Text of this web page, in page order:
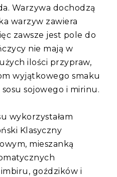
Warzywa dochodzą
warzyw zawiera
zawsze jest pole do
nie mają w
ilości przypraw,
wyjątkowego smaku
sosu sojowego i mirinu.
wykorzystałam
Klasyczny
mieszanką
goździków i